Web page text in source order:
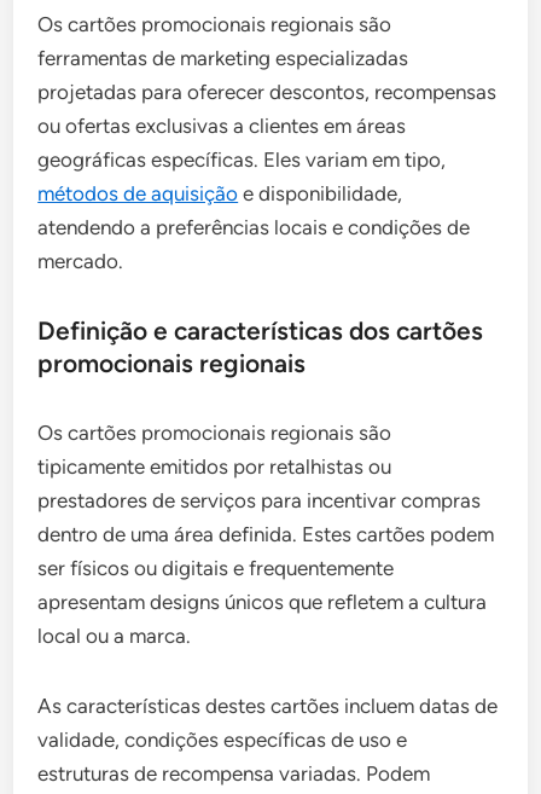
Os cartões promocionais regionais são
ferramentas de marketing especializadas
projetadas para oferecer descontos, recompensas
ou ofertas exclusivas a clientes em áreas
geográficas específicas. Eles variam em tipo,
métodos de aquisição e disponibilidade,
atendendo a preferências locais e condições de
mercado.
Definição e características dos cartões
promocionais regionais
Os cartões promocionais regionais são
tipicamente emitidos por retalhistas ou
prestadores de serviços para incentivar compras
dentro de uma área definida. Estes cartões podem
ser físicos ou digitais e frequentemente
apresentam designs únicos que refletem a cultura
local ou a marca.
As características destes cartões incluem datas de
validade, condições específicas de uso e
estruturas de recompensa variadas. Podem